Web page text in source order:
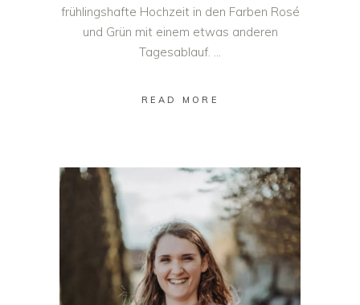
frühlingshafte Hochzeit in den Farben Rosé
und Grün mit einem etwas anderen
Tagesablauf.
READ MORE